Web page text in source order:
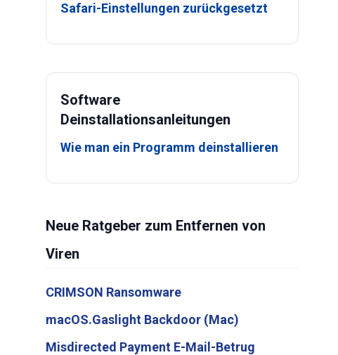
Safari-Einstellungen zurückgesetzt
Software
Deinstallationsanleitungen
Wie man ein Programm deinstallieren
Neue Ratgeber zum Entfernen von
Viren
CRIMSON Ransomware
macOS.Gaslight Backdoor (Mac)
Misdirected Payment E-Mail-Betrug